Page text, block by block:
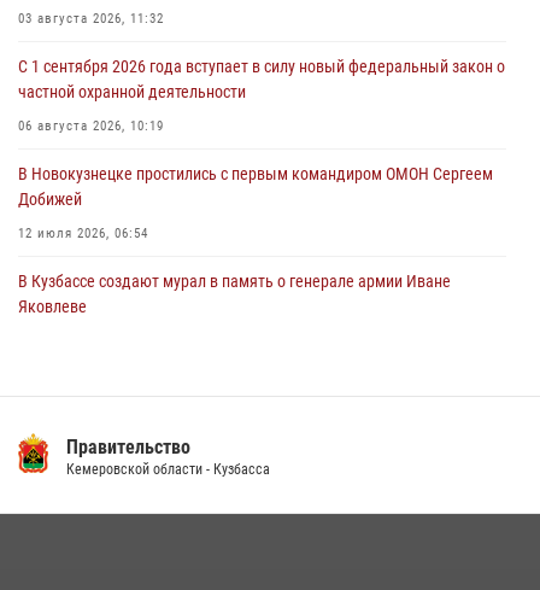
06 августа 2026, 08:17
Росгвардейцы пресекли противоправные действия и защитили
новокузнечанку от агрессивного знакомого
06 августа 2026, 07:16
03 августа 2026, 11:32
С 1 сентября 2026 года вступает в силу новый федеральный закон о
частной охранной деятельности
06 августа 2026, 10:19
В Новокузнецке простились с первым командиром ОМОН Сергеем
Добижей
12 июля 2026, 06:54
В Кузбассе создают мурал в память о генерале армии Иване
Яковлеве
14 июля 2026, 08:52 1
Правительство
Кемеровской области - Кузбасса